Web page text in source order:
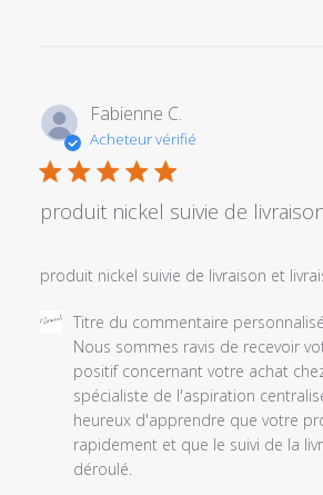
Fabienne C.
Acheteur vérifié
produit nickel suivie de
produit nickel suivie de livraison et
Commentaires
propriétaire
magasin
l'examen
Titre du commentaire personnalisé
Nous sommes ravis de recevoir
positif concernant votre achat
spécialiste de l'aspiration
heureux d'apprendre que votre
rapidement et que le suivi de la
déroulé.